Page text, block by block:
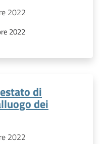
2022
2022
di
dei
2022